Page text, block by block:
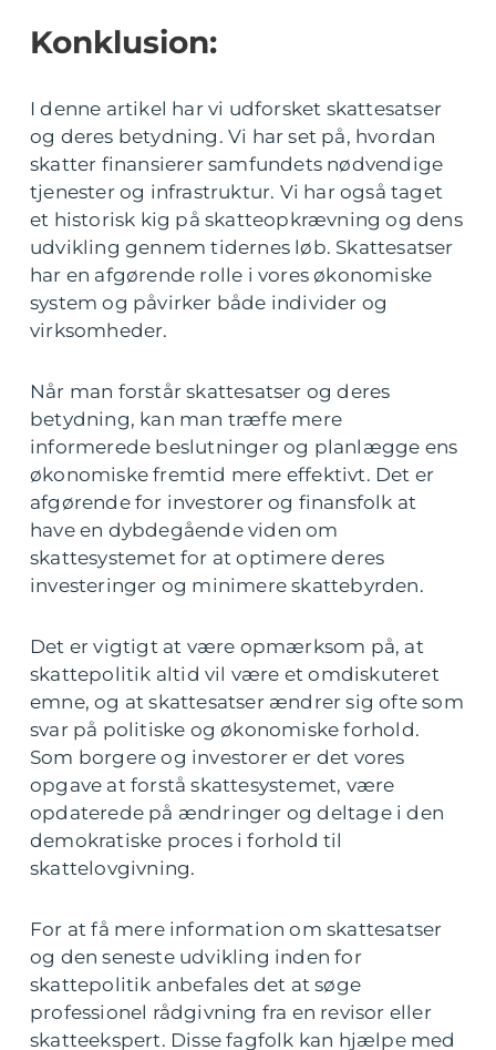
Konklusion:
I denne artikel har vi udforsket skattesatser
og deres betydning. Vi har set på, hvordan
skatter finansierer samfundets nødvendige
tjenester og infrastruktur. Vi har også taget
et historisk kig på skatteopkrævning og dens
udvikling gennem tidernes løb. Skattesatser
har en afgørende rolle i vores økonomiske
system og påvirker både individer og
virksomheder.
Når man forstår skattesatser og deres
betydning, kan man træffe mere
informerede beslutninger og planlægge ens
økonomiske fremtid mere effektivt. Det er
afgørende for investorer og finansfolk at
have en dybdegående viden om
skattesystemet for at optimere deres
investeringer og minimere skattebyrden.
Det er vigtigt at være opmærksom på, at
skattepolitik altid vil være et omdiskuteret
emne, og at skattesatser ændrer sig ofte som
svar på politiske og økonomiske forhold.
Som borgere og investorer er det vores
opgave at forstå skattesystemet, være
opdaterede på ændringer og deltage i den
demokratiske proces i forhold til
skattelovgivning.
For at få mere information om skattesatser
og den seneste udvikling inden for
skattepolitik anbefales det at søge
professionel rådgivning fra en revisor eller
skatteekspert. Disse fagfolk kan hjælpe med